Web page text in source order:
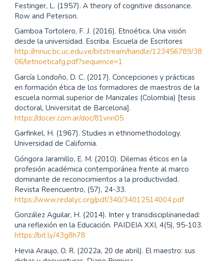
Festinger, L. (1957). A theory of cognitive dissonance.
Row and Peterson.
Gamboa Tortolero, F. J. (2016). Etnoética. Una visión
desde la universidad. Escriba. Escuela de Escritores
http://mriuc.bc.uc.edu.ve/bitstream/handle/123456789/38
06/letnoeticafg.pdf?sequence=1
García Londoño, D. C. (2017). Concepciones y prácticas
en formación ética de los formadores de maestros de la
escuela normal superior de Manizales (Colombia) [tesis
doctoral, Universitat de Barcelona].
https://docer.com.ar/doc/81vnn05
Garfinkel, H. (1967). Studies in ethnomethodology.
Universidad de California.
Góngora Jaramillo, E. M. (2010). Dilemas éticos en la
profesión académica contemporánea frente al marco
dominante de reconocimientos a la productividad.
Revista Reencuentro, (57), 24-33.
https://www.redalyc.org/pdf/340/34012514004.pdf
González Aguilar, H. (2014). Inter y transdisciplinariedad:
una reflexión en la Educación. PAIDEIA XXI, 4(5), 95-103.
https://bit.ly/43g8h78
Hevia Araujo, O. R. (2022a, 20 de abril). El maestro: sus